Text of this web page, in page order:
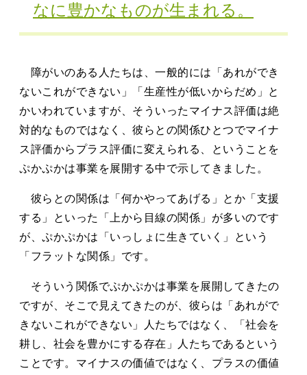
なに豊かなものが生まれる。
障がいのある人たちは、一般的には「あれができ
ないこれができない」「生産性が低いからだめ」と
かいわれていますが、そういったマイナス評価は絶
対的なものではなく、彼らとの関係ひとつでマイナ
ス評価からプラス評価に変えられる、ということを
ぷかぷかは事業を展開する中で示してきました。
彼らとの関係は「何かやってあげる」とか「支援
する」といった「上から目線の関係」が多いのです
が、ぷかぷかは「いっしょに生きていく」という
「フラットな関係」です。
そういう関係でぷかぷかは事業を展開してきたの
ですが、そこで見えてきたのが、彼らは「あれがで
きないこれができない」人たちではなく、「社会を
耕し、社会を豊かにする存在」人たちであるという
ことです。マイナスの価値ではなく、プラスの価値